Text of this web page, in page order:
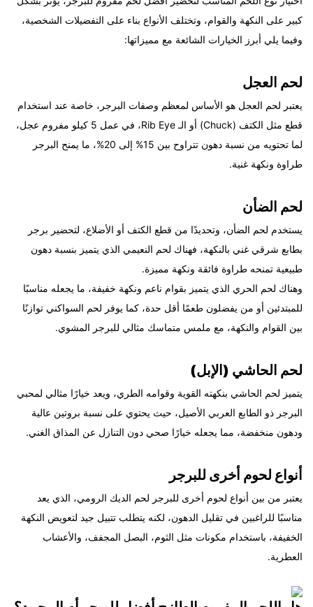
كبير على النكهة والقوام، وتختلف الأنواع بناء على التفضيلات الشخصية،
وفيما يلي أبرز الخيارات الشائعة مع مميزاتها:
لحم العجل
يعتبر لحم العجل هو الأساس لمعظم وصفات البرجر، خاصة عند استخدام
قطع مثل الكتف (Chuck) أو الـ Rib Eye، في عمل
5 كيلو مفروم عجل
،
لما تحتويه من نسبة دهون تتراوح بين 15% إلى 20%، ما يمنح البرجر
طراوة ونكهة غنية.
لحم الضأن
يستخدم لحم الضأن، وتحديدًا من قطع الكتف أو الأضلاع، لتحضير برجر
بطابع شرقي غني بالنكهة، فهناك لحم النعيمي الذي يتميز بنسبة دهون
طبيعية تمنحه طراوة فائقة ونكهة مميزة.
وهناك لحم الحري الذي يتميز بقوام ناعم ونكهة خفيفة، ما يجعله مناسبًا
للمبتدئين أو من يفضلون طعمًا أقل حدة، كما يوفر لحم السواكني توازنًا
بين القوام والنكهة، مع ملمس متماسك مثالي للبرجر المشوي.
لحم الحاشي (الإبل)
يتميز لحم الحاشي بنكهته القوية وقوامه الطري، ويعد خيارًا مثالي لمحبي
البرجر ذو الطابع العربي الأصيل، حيث يحتوي على نسبة بروتين عالية
ودهون منخفضة، مما يجعله خيارًا صحي دون التنازل عن المذاق الغني.
أنواع لحوم أخرى للبرجر
يعتبر من بين أنواع لحوم أخرى للبرجر لحم الديك الرومي، الذي يعد
مناسبًا للراغبين في تقليل الدهون، لكنه يتطلب تتبيل جيد لتعويض النكهة
الخفيفة، باستخدام مكونات مثل الثوم، البصل المجفف، والأعشاب
العطرية.